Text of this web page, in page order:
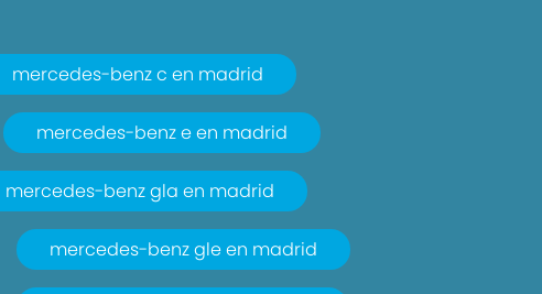
mercedes-benz c en madrid
mercedes-benz e en madrid
mercedes-benz gla en madrid
mercedes-benz gle en madrid